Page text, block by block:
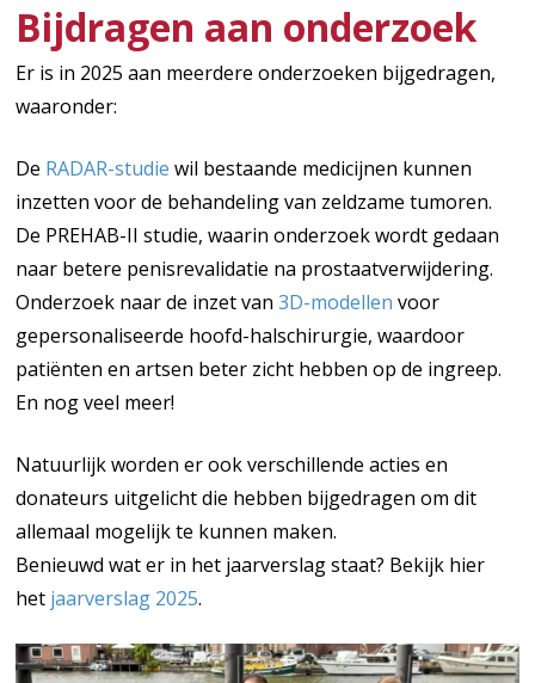
Bijdragen aan onderzoek
Er is in 2025 aan meerdere onderzoeken bijgedragen,
waaronder:
De RADAR-studie wil bestaande medicijnen kunnen
inzetten voor de behandeling van zeldzame tumoren.
De PREHAB-II studie, waarin onderzoek wordt gedaan
naar betere penisrevalidatie na prostaatverwijdering.
Onderzoek naar de inzet van3D-modellen voor
gepersonaliseerde hoofd-halschirurgie, waardoor
patiënten en artsen beter zicht hebben op de ingreep.
En nog veel meer!
Natuurlijk worden er ook verschillende acties en
donateurs uitgelicht die hebben bijgedragen om dit
allemaal mogelijk te kunnen maken.
Benieuwd wat er in het jaarverslag staat? Bekijk hier
het jaarverslag 2025.